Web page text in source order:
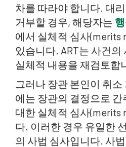
차를 따라야 합니다. 대
거부할 경우, 해당자는
에서 실체적 심사(merits
있습니다. ART는 사건의
실체적 내용을 재검토합
그러나 장관 본인이 취
에는 장관의 결정으로 간
대한 실체적 심사(merits
다. 이러한 경우 유일한
의 사법 심사입니다. 사